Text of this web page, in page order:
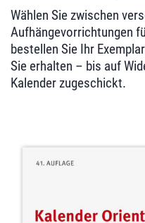
Wählen Sie zwischen
Aufhängevorrichtungen
bestellen Sie Ihr
Sie erhalten – bis auf
Kalender zugeschickt.